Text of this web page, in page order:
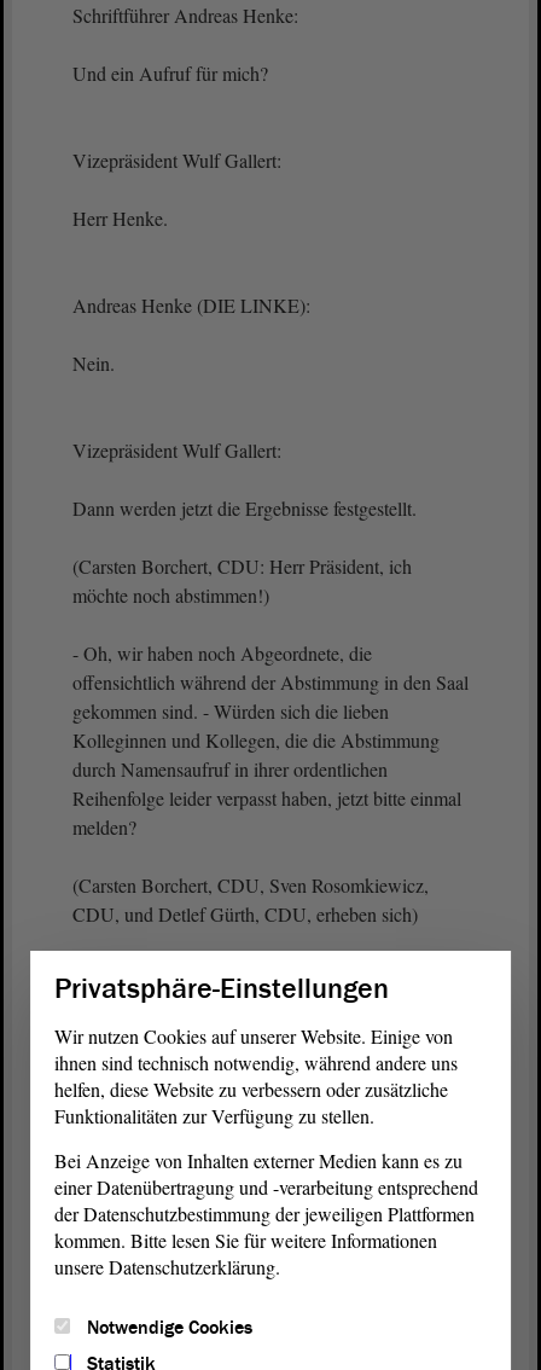
Schriftführer Andreas Henke:
Und ein Aufruf für mich?
Vizepräsident Wulf Gallert:
Herr Henke.
Andreas Henke (DIE LINKE):
Nein.
Vizepräsident Wulf Gallert:
Dann werden jetzt die Ergebnisse festgestellt.
(Carsten Borchert, CDU: Herr Präsident, ich
möchte noch abstimmen!)
- Oh, wir haben noch Abgeordnete, die
offensichtlich während der Abstimmung in den Saal
gekommen sind. - Würden sich die lieben
Kolleginnen und Kollegen, die die Abstimmung
durch Namensaufruf in ihrer ordentlichen
Reihenfolge leider verpasst haben, jetzt bitte einmal
melden?
(Carsten Borchert, CDU, Sven Rosomkiewicz,
CDU, und Detlef Gürth, CDU, erheben sich)
Carsten Borchert (CDU):
Nein.
Vizepräsident Wulf Gallert:
Herr Rosomkiewicz.
Privatsphäre-Einstellungen
Wir nutzen Cookies auf unserer Website. Einige von
ihnen sind technisch notwendig, während andere uns
helfen, diese Website zu verbessern oder zusätzliche
Funktionalitäten zur Verfügung zu stellen.
Bei Anzeige von Inhalten externer Medien kann es zu
einer Datenübertragung und -verarbeitung entsprechend
der Datenschutzbestimmung der jeweiligen Plattformen
kommen. Bitte lesen Sie für weitere Informationen
unsere Datenschutzerklärung.
Notwendige Cookies
Statistik